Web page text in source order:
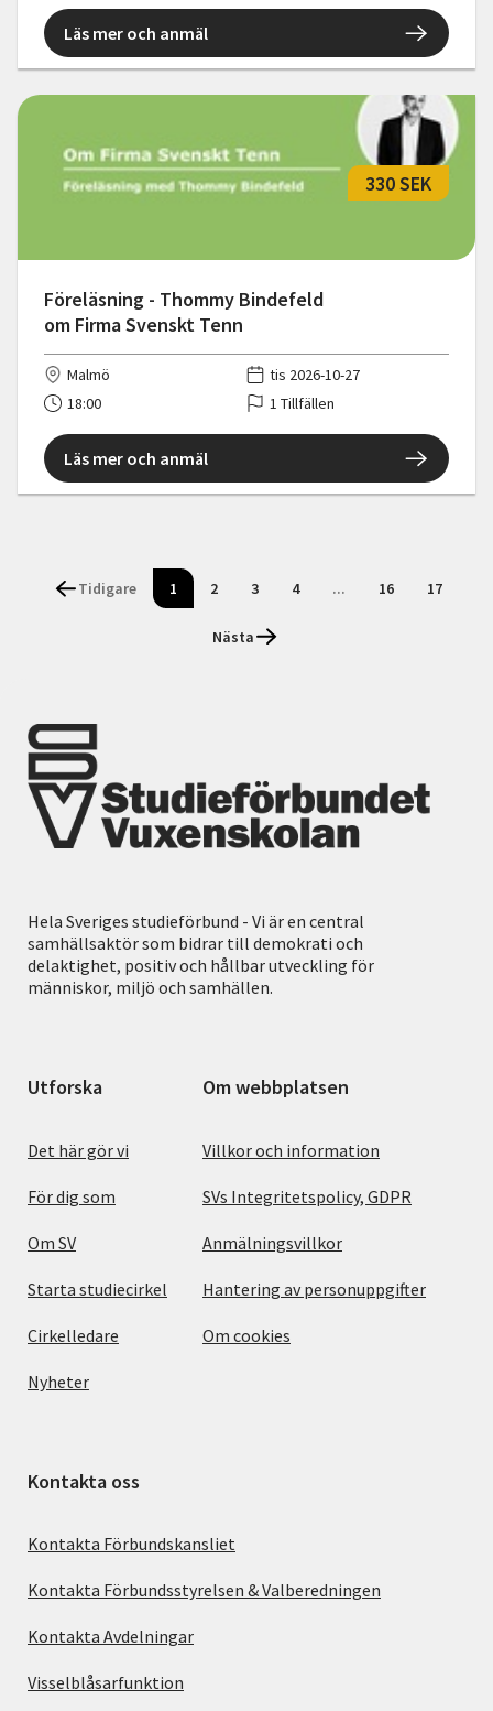
Läs mer och anmäl
Föreläsning - Thommy Bindefeld
om Firma Svenskt Tenn
330 SEK
Malmö
tis 2026-10-27
18:00
1 Tillfällen
Läs mer och anmäl
Tidigare 1 2 3 4 ... 16 17
Nästa
Hela Sveriges studieförbund - Vi är en central
samhällsaktör som bidrar till demokrati och
delaktighet, positiv och hållbar utveckling för
människor, miljö och samhällen.
Utforska
Det här gör vi
För dig som
Om SV
Starta studiecirkel
Cirkelledare
Nyheter
Om webbplatsen
Villkor och information
SVs Integritetspolicy, GDPR
Anmälningsvillkor
Hantering av personuppgifter
Om cookies
Kontakta oss
Kontakta Förbundskansliet
Kontakta Förbundsstyrelsen & Valberedningen
Kontakta Avdelningar
Visselblåsarfunktion